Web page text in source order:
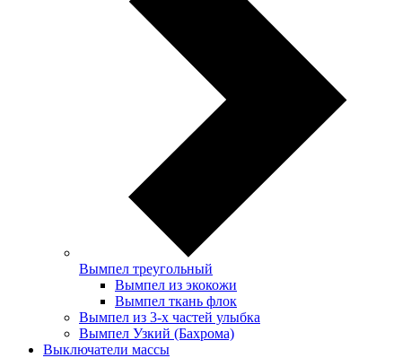
Вымпел треугольный
Вымпел из экокожи
Вымпел ткань флок
Вымпел из 3-х частей улыбка
Вымпел Узкий (Бахрома)
Выключатели массы